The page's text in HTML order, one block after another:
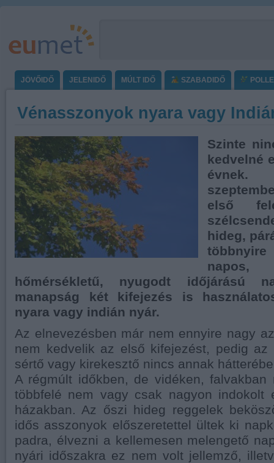
JÖVŐIDŐ JELENIDŐ MÚLT IDŐ SZABADIDŐ
Vénasszonyok nyara vagy
Szinte
kedvelné
évnek.
első
hideg,
hőmérsékletű, nyugodt időjárású
manapság két kifejezés is
nyara vagy indián nyár.
Az elnevezésben már nem ennyire nagy
nem kedvelik az első kifejezést, pedig az
sértő vagy kirekesztő nincs annak
A régmúlt időkben, de vidéken, falvakban
többfelé nem vagy csak nagyon indokolt
házakban. Az őszi hideg reggelek
idős asszonyok előszeretettel ültek ki
padra, élvezni a kellemesen melengető
nyári időszakra ez nem volt jellemző,